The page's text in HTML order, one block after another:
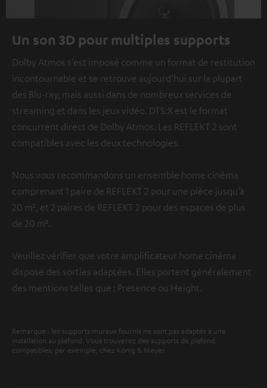
Un son 3D pour multiples supports
Dolby Atmos s’est imposé comme un format de restitution
incontournable et se retrouve aujourd’hui sur la plupart
des Blu-ray, mais aussi dans de nombreux services de
streaming et dans les jeux vidéo. DTS:X est le format
concurrent direct de Dolby Atmos. Les REFLEKT 2 sont
compatibles avec les deux technologies.
Nous vous recommandons un ensemble home cinéma
comprenant 1 paire de REFLEKT 2 pour une pièce jusqu’à
20 m², et 2 paires de REFLEKT 2 pour des espaces de plus
de 20 m².
Veuillez vérifier que votre amplificateur home cinéma
dispose des sorties adaptées. Elles portent généralement
des mentions telles que : Presence ou Height.
Remarque : les supports muraux fournis ne sont pas adaptés à une
installation au plafond. Vous trouverez des supports de plafond
compatibles, par exemple, chez König & Meyer.